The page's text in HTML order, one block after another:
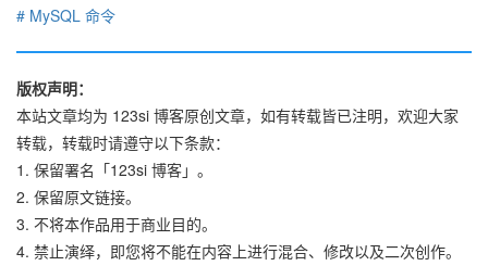
MySQL 命令
版权声明：
本站文章均为 123si 博客原创文章，如有转载皆已注明，欢迎大家
转载，转载时请遵守以下条款：
1. 保留署名「123si 博客」。
2. 保留原文链接。
3. 不将本作品用于商业目的。
4. 禁止演绎，即您将不能在内容上进行混合、修改以及二次创作。